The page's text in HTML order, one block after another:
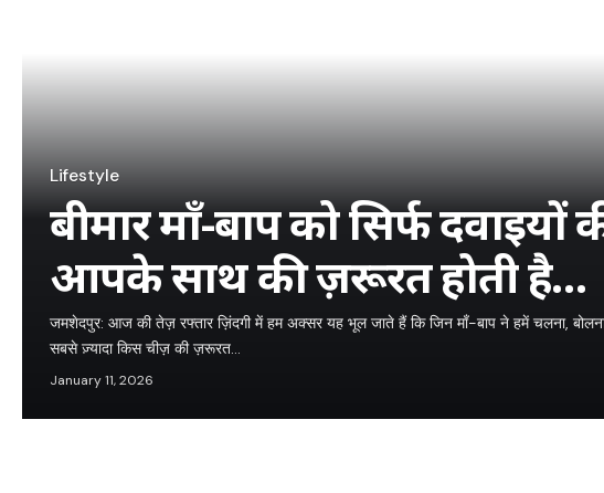
Lifestyle
बीमार माँ-बाप को सिर्फ दवाइयों
आपके साथ की ज़रूरत होती है…
जमशेदपुर: आज की तेज़ रफ्तार ज़िंदगी में हम अक्सर यह भूल जाते हैं कि जिन माँ-बाप ने हमें चलना,
सबसे ज़्यादा किस चीज़ की ज़रूरत…
January 11, 2026